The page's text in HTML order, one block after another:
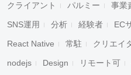
クライアント パルミー 事業
SNS運用 分析 経験者 EC
React Native 常駐 クリエイ
nodejs Design リモート可